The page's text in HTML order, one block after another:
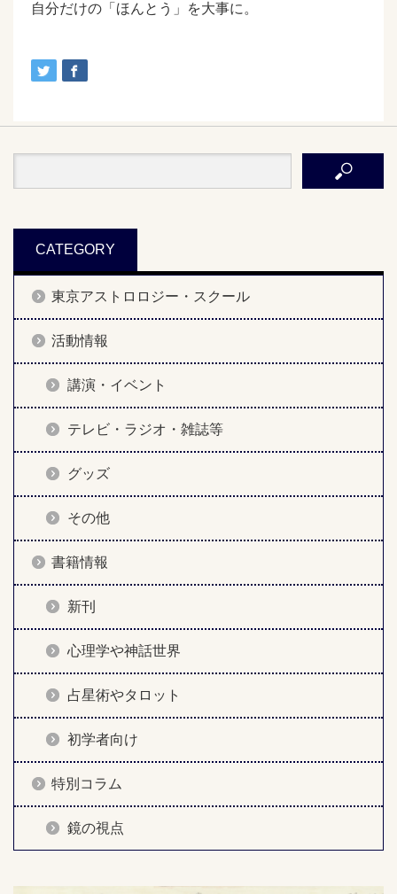
自分だけの「ほんとう」を大事に。
CATEGORY
東京アストロロジー・スクール
活動情報
講演・イベント
テレビ・ラジオ・雑誌等
グッズ
その他
書籍情報
新刊
心理学や神話世界
占星術やタロット
初学者向け
特別コラム
鏡の視点